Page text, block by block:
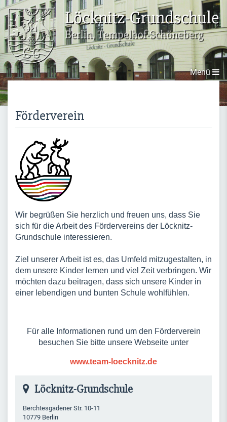
Direkt zum Inhalt
Menü
Förderverein
Wir begrüßen Sie herzlich und freuen uns, dass Sie
sich für die Arbeit des Fördervereins der Löcknitz-
Grundschule interessieren.
Ziel unserer Arbeit ist es, das Umfeld mitzugestalten, in
dem unsere Kinder lernen und viel Zeit verbringen. Wir
möchten dazu beitragen, dass sich unsere Kinder in
einer lebendigen und bunten Schule wohlfühlen.
Für alle Informationen rund um den Förderverein
besuchen Sie bitte unsere Webseite unter
www.team-loecknitz.de
Löcknitz-Grundschule
Berchtesgadener Str. 10-11
10779 Berlin